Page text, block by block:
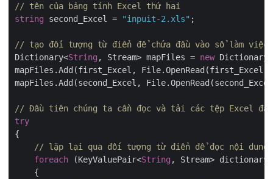
// tên của bảng tính Excel thứ hai
string second_Excel = "inpuit-2.xls" ;
// tạo đối tượng từ điển để chứa đầu vào sổ làm việc
Dictionary<String , Stream> mapFiles = new Dictionary<
mapFiles.Add(first_Excel,
mapFiles.Add(second_Excel,
// Đầu tiên chúng ta cần đọc và tải các tệp Excel đầu
try
{
// lặp lại qua đối tượng từ điển để đọc nội dung
foreach (KeyValuePair<String , Stream> dictionary
    {